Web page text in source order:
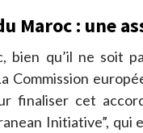
Maroc : une
bien qu’il ne soit
Commission
finaliser cet
Initiative”, qui